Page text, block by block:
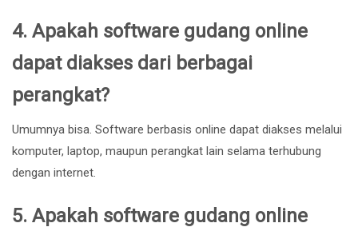
4. Apakah software gudang online
dapat diakses dari berbagai
perangkat?
Umumnya bisa. Software berbasis online dapat diakses melalui
komputer, laptop, maupun perangkat lain selama terhubung
dengan internet.
5. Apakah software gudang online